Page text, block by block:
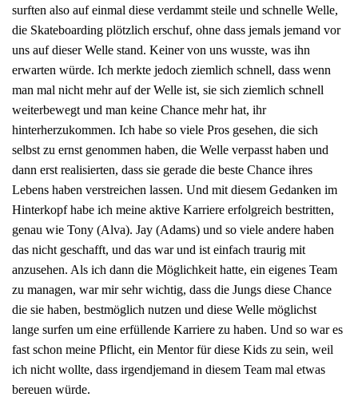
surften also auf einmal diese verdammt steile und schnelle Welle,
die Skateboarding plötzlich erschuf, ohne dass jemals jemand vor
uns auf dieser Welle stand. Keiner von uns wusste, was ihn
erwarten würde. Ich merkte jedoch ziemlich schnell, dass wenn
man mal nicht mehr auf der Welle ist, sie sich ziemlich schnell
weiterbewegt und man keine Chance mehr hat, ihr
hinterherzukommen. Ich habe so viele Pros gesehen, die sich
selbst zu ernst genommen haben, die Welle verpasst haben und
dann erst realisierten, dass sie gerade die beste Chance ihres
Lebens haben verstreichen lassen. Und mit diesem Gedanken im
Hinterkopf habe ich meine aktive Karriere erfolgreich bestritten,
genau wie Tony (Alva). Jay (Adams) und so viele andere haben
das nicht geschafft, und das war und ist einfach traurig mit
anzusehen. Als ich dann die Möglichkeit hatte, ein eigenes Team
zu managen, war mir sehr wichtig, dass die Jungs diese Chance
die sie haben, bestmöglich nutzen und diese Welle möglichst
lange surfen um eine erfüllende Karriere zu haben. Und so war es
fast schon meine Pflicht, ein Mentor für diese Kids zu sein, weil
ich nicht wollte, dass irgendjemand in diesem Team mal etwas
bereuen würde.